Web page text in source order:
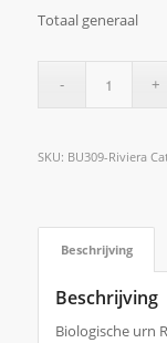
Totaal generaal
SKU: BU309-Riviera
Beschrijving
Beschrijving
Biologische urn